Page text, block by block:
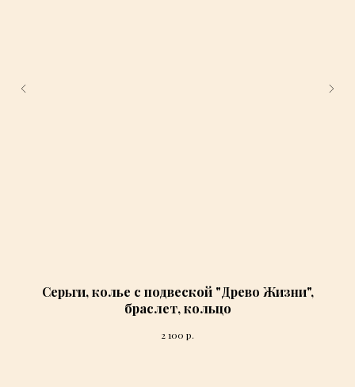
Серьги, колье с подвеской "Древо Жизни",
браслет, кольцо
2 100 р.